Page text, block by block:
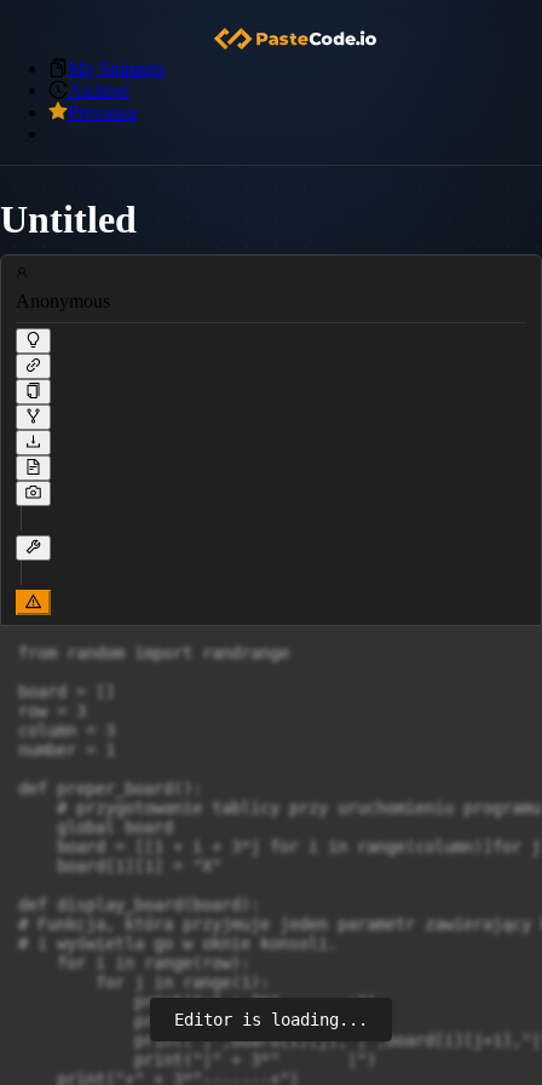
My Snippets
Archive
Premium
Untitled
Anonymous
from random import randrange
board = []
row = 3
column = 3
number = 1
def preper_board():
    # przygotowanie tablicy przy uruchomieniu programu
    global board
board = [[1 + i + 3*j for i in range(column)]for
    board[1][1] = "X"
def display_board(board):
# Funkcja, która przyjmuje jeden parametr
# i wyświetla go w oknie konsoli.
    for i in range(row):
        for j in range(1):
            print("+" + 3*"-------+")
            print("|" + 3*"       |")
            print("|" + 3*"       |")
    print("+" + 3*"-------+")
Editor is loading...